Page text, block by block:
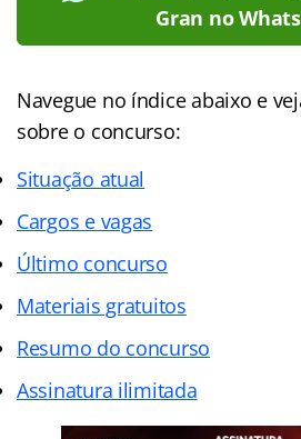
Gran no
Navegue no índice abaixo e
sobre o concurso:
Situação atual
Cargos e vagas
Último concurso
Materiais gratuitos
Resumo do concurso
Assinatura ilimitada